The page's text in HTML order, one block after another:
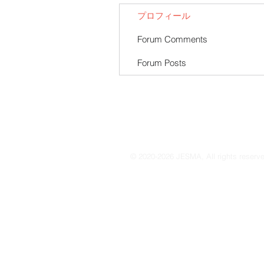
プロフィール
Forum Comments
Forum Posts